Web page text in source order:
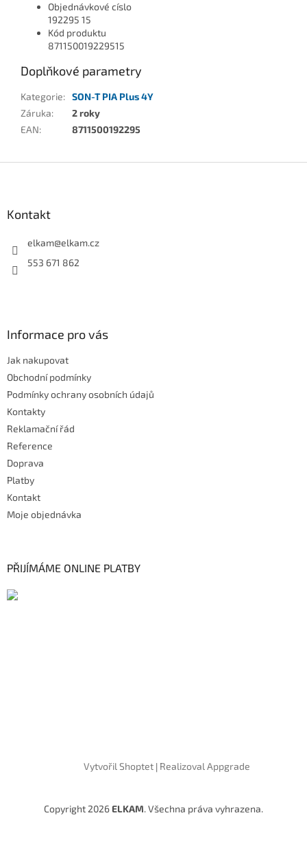
Objednávkové císlo
192295 15
Kód produktu
871150019229515
Doplňkové parametry
Kategorie: SON-T PIA Plus 4Y
Záruka:
2 roky
EAN: 8711500192295
Kontakt
elkam@elkam.cz
553 671 862
Informace pro vás
Jak nakupovat
Obchodní podmínky
Podmínky ochrany osobních údajů
Kontakty
Reklamační řád
Reference
Doprava
Platby
Kontakt
Moje objednávka
PŘIJÍMÁME ONLINE PLATBY
Vytvořil Shoptet| Realizoval Appgrade
Copyright 2026 ELKAM. Všechna práva vyhrazena.